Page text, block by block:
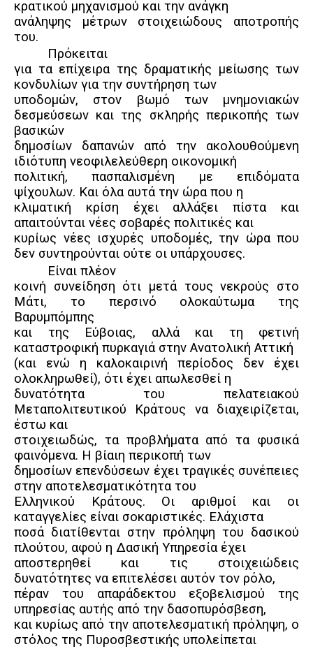
κρατικού μηχανισμού και την ανάγκη
ανάληψης μέτρων στοιχειώδους αποτροπής
του.
Πρόκειται
για τα επίχειρα της δραματικής μείωσης των
κονδυλίων για την συντήρηση των
υποδομών, στον βωμό των μνημονιακών
δεσμεύσεων και της σκληρής περικοπής των
βασικών
δημοσίων δαπανών από την ακολουθούμενη
ιδιότυπη νεοφιλελεύθερη οικονομική
πολιτική, πασπαλισμένη με επιδόματα
ψίχουλων. Και όλα αυτά την ώρα που η
κλιματική κρίση έχει αλλάξει πίστα και
απαιτούνται νέες σοβαρές πολιτικές και
κυρίως νέες ισχυρές υποδομές, την ώρα που
δεν συντηρούνται ούτε οι υπάρχουσες.
Είναι πλέον
κοινή συνείδηση ότι μετά τους νεκρούς στο
Μάτι, το περσινό ολοκαύτωμα της
Βαρυμπόμπης
και της Εύβοιας, αλλά και τη φετινή
καταστροφική πυρκαγιά στην Ανατολική Αττική
(και ενώ η καλοκαιρινή περίοδος δεν έχει
ολοκληρωθεί), ότι έχει απωλεσθεί η
δυνατότητα του πελατειακού
Μεταπολιτευτικού Κράτους να διαχειρίζεται,
έστω και
στοιχειωδώς, τα προβλήματα από τα φυσικά
φαινόμενα. Η βίαιη περικοπή των
δημοσίων επενδύσεων έχει τραγικές συνέπειες
στην αποτελεσματικότητα του
Ελληνικού Κράτους. Οι αριθμοί και οι
καταγγελίες είναι σοκαριστικές. Ελάχιστα
ποσά διατίθενται στην πρόληψη του δασικού
πλούτου, αφού η Δασική Υπηρεσία έχει
αποστερηθεί και τις στοιχειώδεις
δυνατότητες να επιτελέσει αυτόν τον ρόλο,
πέραν του απαράδεκτου εξοβελισμού της
υπηρεσίας αυτής από την δασοπυρόσβεση,
και κυρίως από την αποτελεσματική πρόληψη, ο
στόλος της Πυροσβεστικής υπολείπεται